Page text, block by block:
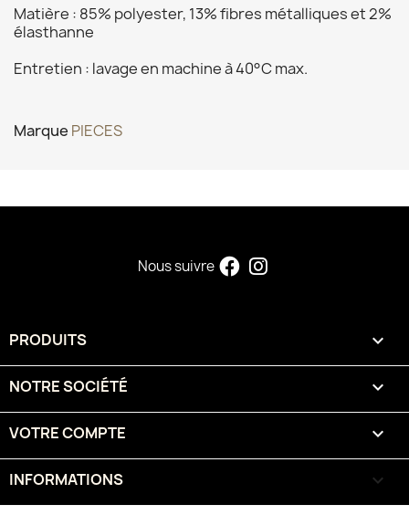
Matière : 85% polyester, 13% fibres métalliques et 2%
élasthanne
Entretien : lavage en machine à 40°C max.
Marque PIECES
Nous suivre
PRODUITS 
NOTRE SOCIÉTÉ 
VOTRE COMPTE 
INFORMATIONS keyboard_arrow_down